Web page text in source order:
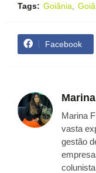
Tags: Goiânia
Facebook
Marina
vasta
gestão